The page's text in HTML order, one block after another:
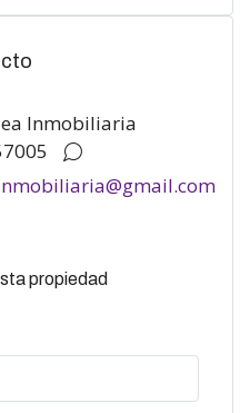
Inmobiliaria
propiedad